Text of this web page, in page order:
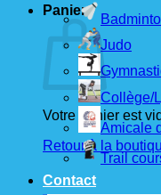
Panier
Votre panier est
Retour à la
Judo
Collège/
Amicale
Trail
Contact